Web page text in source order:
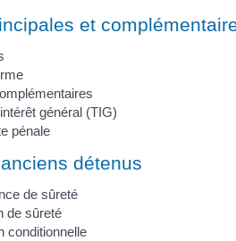
et
général (TIG)
pénale
détenus
de sûreté
de sûreté
conditionnelle